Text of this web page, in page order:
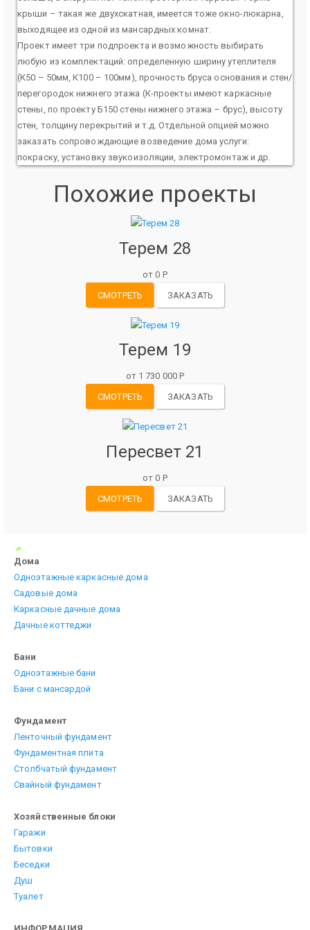
крыши – такая же двухскатная, имеется тоже окно-люкарна,
выходящее из одной из мансардных комнат.
Проект имеет три подпроекта и возможность выбирать
любую из комплектаций: определенную ширину утеплителя
(К50 – 50мм, К100 – 100мм), прочность бруса основания и стен/
перегородок нижнего этажа (К-проекты имеют каркасные
стены, по проекту Б150 стены нижнего этажа – брус), высоту
стен, толщину перекрытий и т.д. Отдельной опцией можно
заказать сопровождающие возведение дома услуги:
покраску, установку звукоизоляции, электромонтаж и др.
Похожие проекты
Терем 28
от 0 Р
СМОТРЕТЬ
ЗАКАЗАТЬ
Терем 19
от 1 730 000 Р
СМОТРЕТЬ
ЗАКАЗАТЬ
Пересвет 21
от 0 Р
СМОТРЕТЬ
ЗАКАЗАТЬ
Дома
Одноэтажные каркасные дома
Садовые дома
Каркасные дачные дома
Дачные коттеджи
Бани
Одноэтажные бани
Бани с мансардой
Фундамент
Ленточный фундамент
Фундаментная плита
Столбчатый фундамент
Свайный фундамент
Хозяйственные блоки
Гаражи
Бытовки
Беседки
Душ
Туалет